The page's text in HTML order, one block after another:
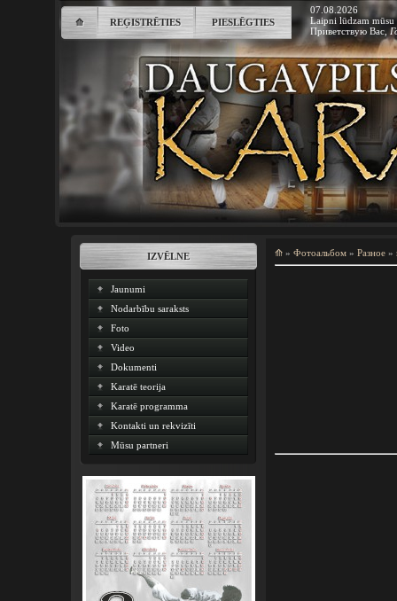
⟰ REĢISTRĒTIES PIESLĒGTIES
07.08.2026
Laipni lūdzam mūsu
Приветствую Вас ,
IZVĒLNE
Jaunumi
Nodarbību saraksts
Foto
Video
Dokumenti
Karatē teorija
Karatē programma
Kontakti un rekvizīti
Mūsu partneri
⟰ » Фотоальбом » Разное »